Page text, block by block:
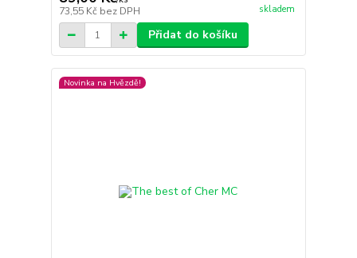
73,55 Kč bez DPH skladem
Přidat do košíku
Novinka na Hvězdě!